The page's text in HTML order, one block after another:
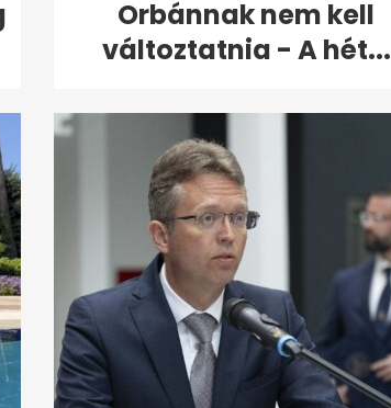
Orbánnak nem kell
változtatnia - A hét...